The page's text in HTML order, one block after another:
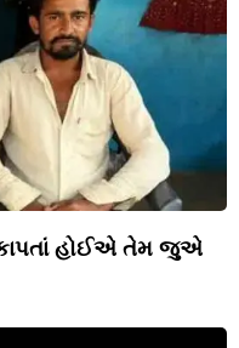
કાપતાં હોઈએ તેમ જુએ